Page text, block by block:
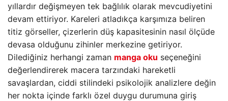
yıllardır değişmeyen tek bağlılık olarak mevcudiyetini
devam ettiriyor. Kareleri atladıkça karşımıza beliren
titiz görseller, çizerlerin düş kapasitesinin nasıl ölçüde
devasa olduğunu zihinler merkezine getiriyor.
Dilediğiniz herhangi zaman manga oku seçeneğini
değerlendirerek macera tarzındaki hareketli
savaşlardan, ciddi stilindeki psikolojik analizlere değin
her nokta içinde farklı özel duygu durumuna giriş